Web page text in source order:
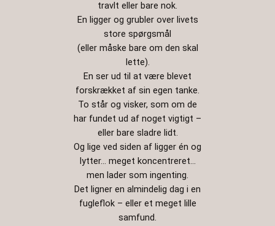
travlt eller bare nok.
En ligger og grubler over livets
store spørgsmål
(eller måske bare om den skal
lette).
En ser ud til at være blevet
forskrækket af sin egen tanke.
To står og visker, som om de
har fundet ud af noget vigtigt –
eller bare sladre lidt.
Og lige ved siden af ligger én og
lytter… meget koncentreret…
men lader som ingenting.
Det ligner en almindelig dag i en
fugleflok – eller et meget lille
samfund.